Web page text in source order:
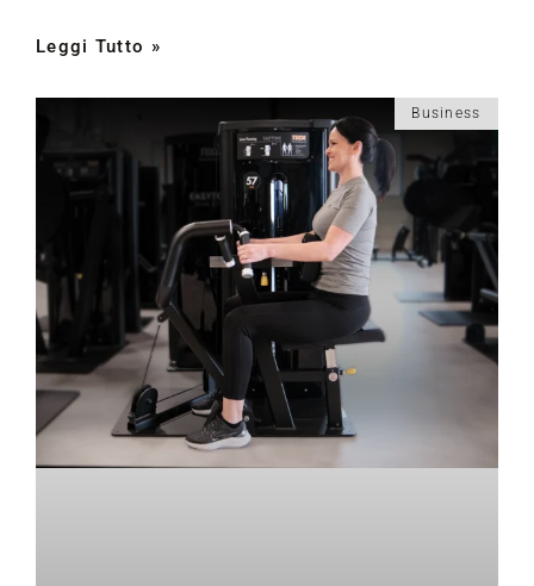
Leggi Tutto »
Business